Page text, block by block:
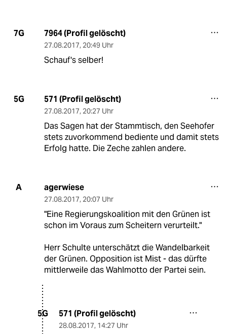
7G 7964 (Profil gelöscht)
27.08.2017, 20:49 Uhr
Schauf's selber!
5G 571 (Profil gelöscht)
27.08.2017, 20:27 Uhr
Das Sagen hat der Stammtisch, den Seehofer
stets zuvorkommend bediente und damit stets
Erfolg hatte. Die Zeche zahlen andere.
A agerwiese
27.08.2017, 20:07 Uhr
"Eine Regierungskoalition mit den Grünen ist
schon im Voraus zum Scheitern verurteilt."
Herr Schulte unterschätzt die Wandelbarkeit
der Grünen. Opposition ist Mist - das dürfte
mittlerweile das Wahlmotto der Partei sein.
5G 571 (Profil gelöscht)
28.08.2017, 14:27 Uhr